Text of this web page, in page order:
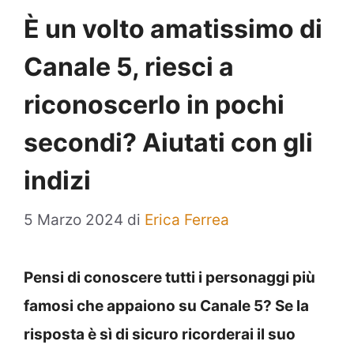
È un volto amatissimo di
Canale 5, riesci a
riconoscerlo in pochi
secondi? Aiutati con gli
indizi
5 Marzo 2024 di Erica Ferrea
Pensi di conoscere tutti i personaggi più
famosi che appaiono su Canale 5? Se la
risposta è sì di sicuro ricorderai il suo